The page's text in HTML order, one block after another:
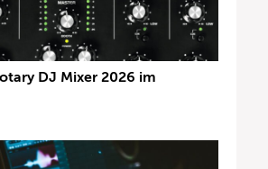
DJ Mixer 2026 im